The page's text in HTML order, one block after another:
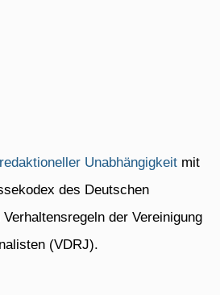
Unabhängigkeit mit
des Deutschen
der Vereinigung
(VDRJ).